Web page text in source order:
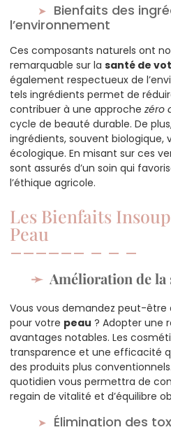
Bienfaits des
l’environnement
Ces composants naturels ont
remarquable sur la santé de
également respectueux de
tels ingrédients permet de
contribuer à une approche zéro
cycle de beauté durable. De
ingrédients, souvent biologique,
écologique. En misant sur ces
sont assurés d’un soin qui
l’éthique agricole.
Les Bienfaits
Peau
Amélioration de la
Vous vous demandez peut-
pour votre peau ? Adopter une
avantages notables. Les
transparence et une efficacité
des produits plus
quotidien vous permettra de
regain de vitalité et d’équilibre
Élimination des